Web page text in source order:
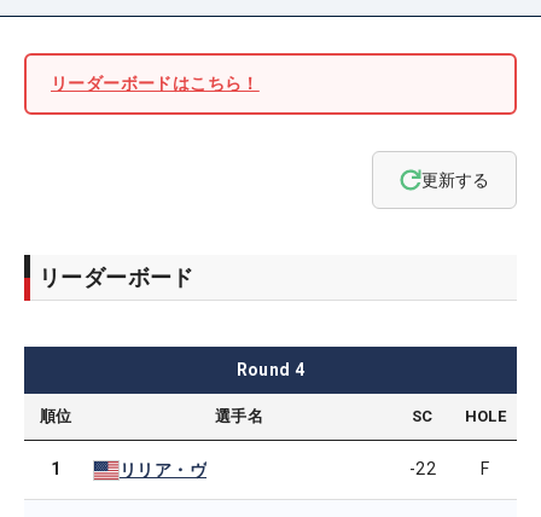
リーダーボードはこちら！
更新する
リーダーボード
Round 4
順位 選手名 SC HOLE
1 リリア・ヴ -22 F